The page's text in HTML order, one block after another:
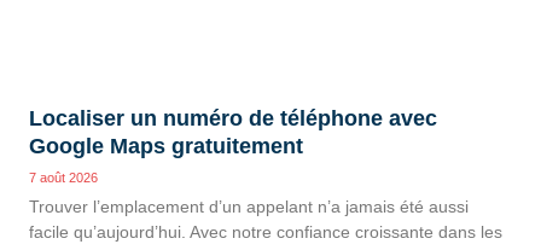
Localiser un numéro de téléphone avec
Google Maps gratuitement
7 août 2026
Trouver l’emplacement d’un appelant n’a jamais été aussi
facile qu’aujourd’hui. Avec notre confiance croissante dans les